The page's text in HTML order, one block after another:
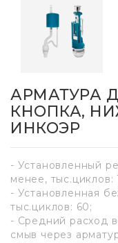
АРМАТУРА
КНОПКА,
ИНКОЭР
- Установленный
менее, тыс.циклов:
- Установленная
тыс.циклов: 60;
- Средний расход
смыв через